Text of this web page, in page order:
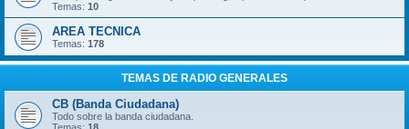
Temas: 10
AREA TECNICA
Temas: 178
TEMAS DE RADIO GENERALES
CB (Banda Ciudadana)
Todo sobre la banda ciudadana.